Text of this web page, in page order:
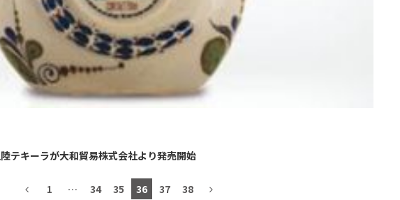
テキーラが大和貿易株式会社より発売開始
1 … 34 35 36 37 38